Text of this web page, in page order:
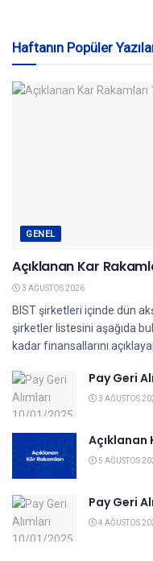
Haftanın Popüler
GENEL
Açıklanan Kar
3 AĞUSTOS 2026
BIST şirketleri içinde dün
şirketler listesini aşağıda
kadar finansallarını
Pay Geri
3 AĞUSTOS
Açıklanan
5 AĞUSTOS
Pay Geri
4 AĞUSTOS